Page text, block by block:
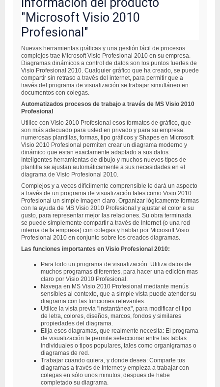
Información del producto
"Microsoft Visio 2010
Profesional"
Nuevas herramientas gráficas y una gestión fácil de procesos
complejos trae Microsoft Visio Profesional 2010 en su empresa.
Diagramas dinámicos a control de datos son los puntos fuertes de
Visio Profesional 2010. Cualquier gráfico que ha creado, se puede
compartir sin retraso a través del internet, para permitir que a
través del programa de visualización se trabajar simultáneo en
documentos con colegas.
Automatizados procesos de trabajo a través de MS Visio 2010
Profesional
Utilice con Visio 2010 Profesional esos formatos de gráfico, que
son más adecuado para usted en privado y para su empresa:
numerosas plantillas, formas, tipo gráficos y Shapes en Microsoft
Visio 2010 Profesional permiten crear un diagrama moderno y
dinámico que estan exactamente adaptado a sus datos.
Inteligentes herramientas de dibujo y muchos nuevos tipos de
plantilla se ajustan automáticamente a sus necesidades en el
diagrama de Visio Profesional 2010.
Complejos y a veces difícilmente comprensible le dará un aspecto
a través de un programa de visualización tales como Visio 2010
Profesional un simple imagen claro. Organizar lógicamente formas
con la ayuda de MS Visio 2010 Profesional y ajustar el color a su
gusto, para representar mejor las relaciones. Su obra terminada
se puede simplemente compartir a través de Internet (o una red
interna de la empresa) con colegas y hablar por Microsoft Visio
Profesional 2010 en conjunto sobre los creados diagramas.
Las funciones importantes en Visio Profesional 2010:
Para todo un programa de visualización: Utiliza datos de
muchos programas diferentes, para hacer una edición mas
claro por Visio 2010 Profesional.
Navega en MS Visio 2010 Profesional mediante menús
sensibles al contexto, que a simple vista puede atender su
diagrama con las funciones relevantes.
Utilice la vista previa "instantánea", para modificar el tipo
de letra, colores, diseños, marcos, fondos y similares
propiedades del diagrama.
Elija esos diagramas, que realmente necesita: El programa
de visualización le permite seleccionar entre las tablas
individuales o tipos populares, tales como organigramas o
diagramas de red.
Trabajar cuando quiera, y donde desea: Comparte tus
diagramas a través de Internet y empieza a trabajar con
colegas en sólo unos minutos, despues de habe
completado su diagrama.